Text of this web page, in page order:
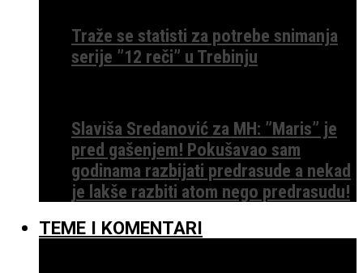
Traže se statisti za potrebe snimanja
serije ”12 reči” u Trebinju
Slaviša Sredanović za MH: ”Maris” je
pred gašenjem! Pokušavao sam
godinama razbijati predrasude a nekad
je lakše razbiti atom nego predrasudu!
TEME I KOMENTARI